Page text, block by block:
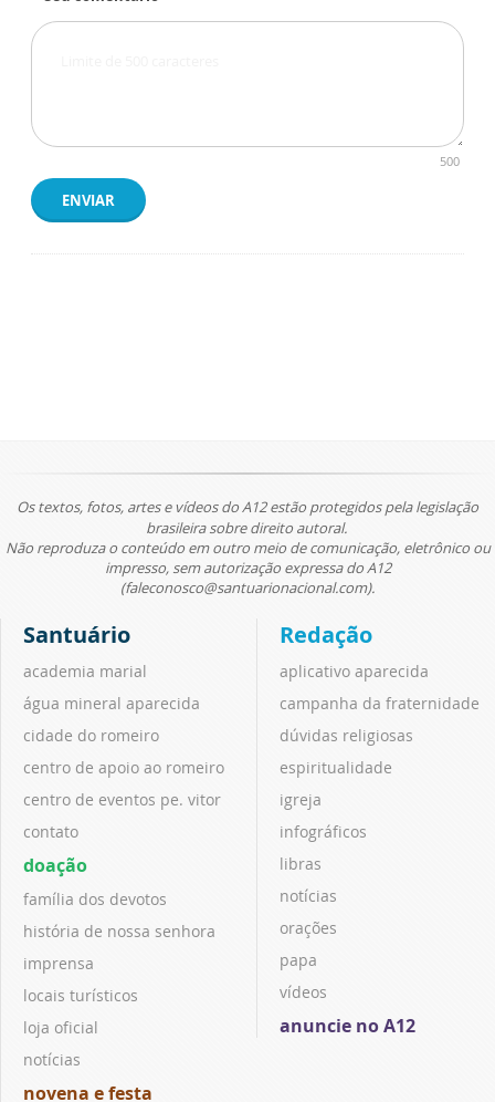
500
ENVIAR
Os textos, fotos, artes e vídeos do A12 estão protegidos pela legislação
brasileira sobre direito autoral.
Não reproduza o conteúdo em outro meio de comunicação, eletrônico ou
impresso, sem autorização expressa do A12
(faleconosco@santuarionacional.com).
Santuário
academia marial
água mineral aparecida
cidade do romeiro
centro de apoio ao romeiro
centro de eventos pe. vitor
contato
doação
família dos devotos
história de nossa senhora
imprensa
locais turísticos
loja oficial
notícias
novena e festa
Redação
aplicativo aparecida
campanha da fraternidade
dúvidas religiosas
espiritualidade
igreja
infográficos
libras
notícias
orações
papa
vídeos
anuncie no A12